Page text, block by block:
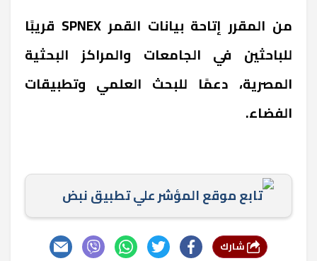
من المقرر إتاحة بيانات القمر SPNEX قريبًا
للباحثين في الجامعات والمراكز البحثية
المصرية، دعمًا للبحث العلمي وتطبيقات
الفضاء.
تابع موقع المؤشر علي تطبيق نبض